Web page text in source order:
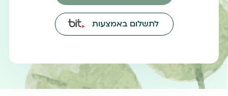
לתשלום באמצעות